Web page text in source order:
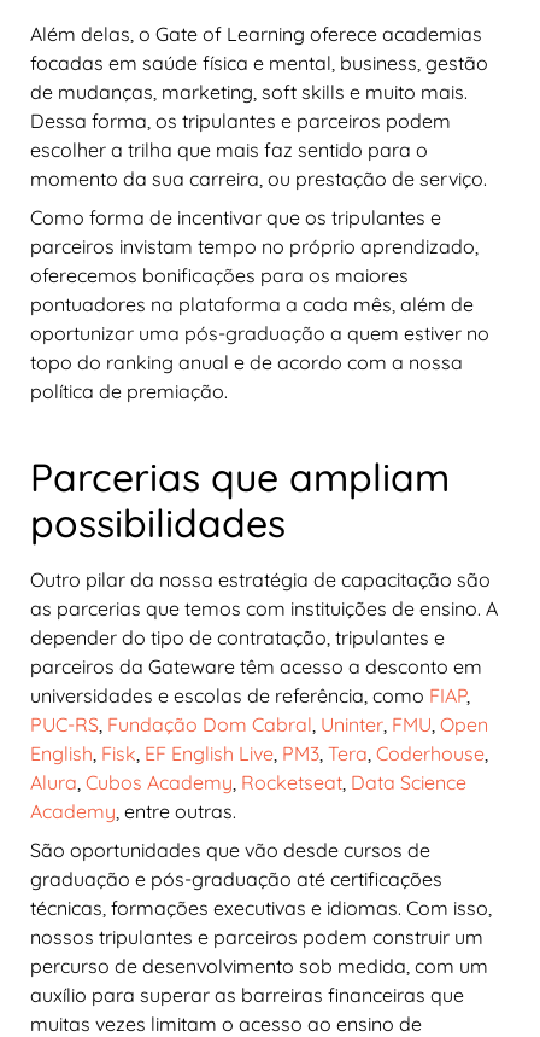
Além delas, o Gate of Learning oferece academias
focadas em saúde física e mental, business, gestão
de mudanças, marketing, soft skills e muito mais.
Dessa forma, os tripulantes e parceiros podem
escolher a trilha que mais faz sentido para o
momento da sua carreira, ou prestação de serviço.
Como forma de incentivar que os tripulantes e
parceiros invistam tempo no próprio aprendizado,
oferecemos bonificações para os maiores
pontuadores na plataforma a cada mês, além de
oportunizar uma pós-graduação a quem estiver no
topo do ranking anual e de acordo com a nossa
política de premiação.
Parcerias que ampliam
possibilidades
Outro pilar da nossa estratégia de capacitação são
as parcerias que temos com instituições de ensino. A
depender do tipo de contratação, tripulantes e
parceiros da Gateware têm acesso a desconto em
universidades e escolas de referência, como FIAP,
PUC-RS Fundação Dom Cabral Uninter FMU Open
English Fisk EF English Live PM3 Tera Coderhouse
Alura Cubos Academy Rocketseat Data Science
Academy , entre outras.
São oportunidades que vão desde cursos de
graduação e pós-graduação até certificações
técnicas, formações executivas e idiomas. Com isso,
nossos tripulantes e parceiros podem construir um
percurso de desenvolvimento sob medida, com um
auxílio para superar as barreiras financeiras que
muitas vezes limitam o acesso ao ensino de